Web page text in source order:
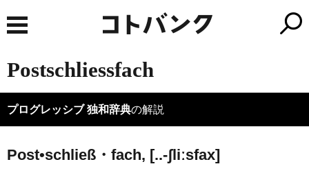
Postschliessfach
プログレッシブ 独和辞典の解説
Post•schließ・fach, [..-ʃliːsfax]